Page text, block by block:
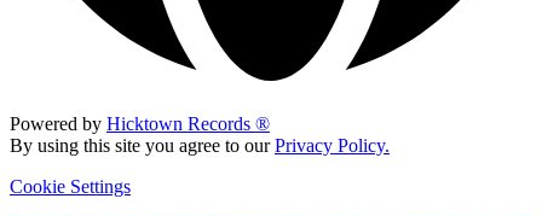
Powered by Hicktown Records ®
By using this site you agree to ourPrivacy Policy.
Cookie Settings